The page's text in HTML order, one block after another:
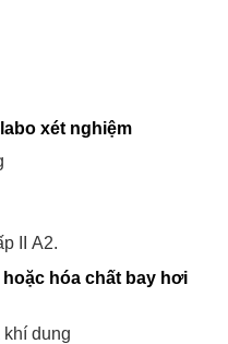
xét nghiệm
II A2.
hoặc hóa chất bay hơi
khí dung